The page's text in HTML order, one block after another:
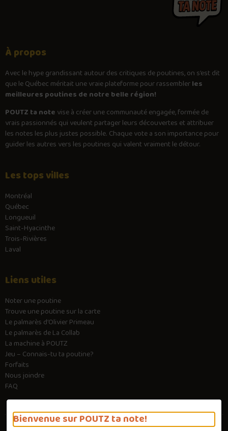
Bienvenue sur POUTZ ta note!
À propos
Avec lehypegrandissant autour des critiques de poutines, on s’est dit
que le Québec méritait une vraie plateforme pour rassemblerles
meilleures poutines de notre belle région!
POUTZ ta note vise à créer une communauté engagée, formée de
vrais passionnés qui veulent partager leurs découvertes et attribuer
les notes les plus justes possible. Chaque vote a son importance pour
guider les autres vers les poutines qui valent vraiment le détour.
Les tops villes
Montréal
Québec
Longueuil
Saint-Hyacinthe
Trois-Rivières
Laval
Liens utiles
Noter une poutine
Trouve une poutine sur la carte
Le palmarès d’Olivier Primeau
Le palmarès de La Collab
La machine à POUTZ
Jeu – Connais-tu ta poutine?
Forfaits
Nous joindre
FAQ